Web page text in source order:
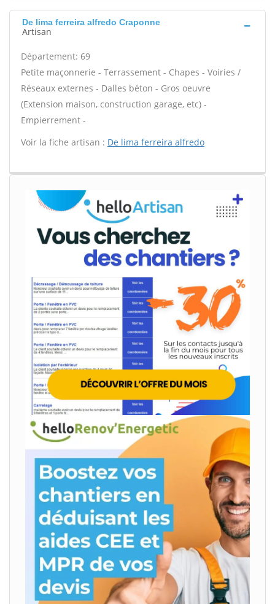
De lima ferreira alfredo Craponne
Artisan
Département: 69
Petite maçonnerie - Terrassement - Chapes - Voiries /
Réseaux externes - Dalles béton - Gros oeuvre
(Extension maison, construction garage, etc) -
Empierrement -
Voir la fiche artisan : De lima ferreira alfredo